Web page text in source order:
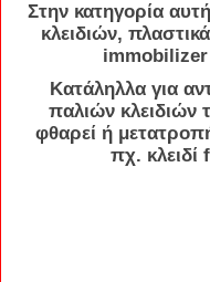
Στην κατηγορία
κλειδιών, πλαστικά
immobilizer
Κατάληλλα για
παλιών κλειδιών
φθαρεί ή
πχ. κλειδί